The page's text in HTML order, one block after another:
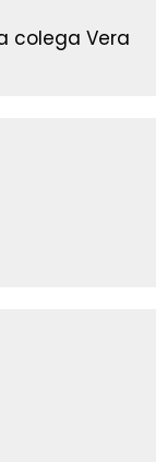
colega Vera